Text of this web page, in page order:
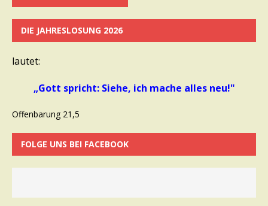
DIE JAHRESLOSUNG 2026
lautet:
„Gott spricht: Siehe, ich mache alles neu!"
Offenbarung 21,5
FOLGE UNS BEI FACEBOOK